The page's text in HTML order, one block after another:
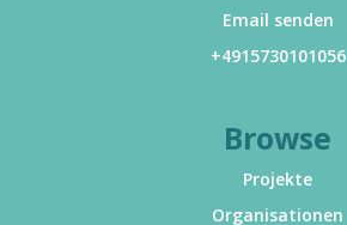
Email senden
+4915730101056
Browse
Projekte
Organisationen